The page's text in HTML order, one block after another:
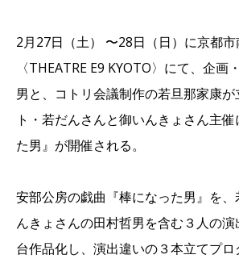
2月27日（土） 〜28日（日）に京都
〈THEATRE E9 KYOTO〉にて、企画
男と、コトリ会議制作の若旦那家康
ト・若だんさんと御いんきょさん主
た男』が開催される。
安部公房の戯曲『棒になった男』を
んきょさんの田村哲男を含む３人の
台作品化し、演出違いの３本立てプ